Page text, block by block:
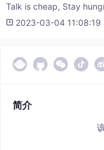
Talk is cheap, Stay
2023-03-04 11:08:19
简介